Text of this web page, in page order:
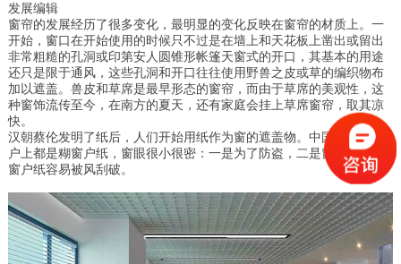
发展编辑
窗帘的发展经历了很多变化，最明显的变化反映在窗帘的材质上。一
开始，窗口在开始使用的时候只不过是在墙上和天花板上凿出或留出
非常粗糙的孔洞或印第安人圆锥形帐篷天窗式的开口，其基本的用途
还只是限于通风，这些孔洞和开口往往使用野兽之皮或草的编织物布
加以遮盖。兽皮和草席是最早形态的窗帘，而由于草席的美观性，这
种窗饰流传至今，在南方的夏天，还有家庭会挂上草席窗帘，取其凉
快。
汉朝蔡伦发明了纸后，人们开始用纸作为窗的遮盖物。中国古代的窗
户上都是糊窗户纸，窗眼很小很密：一是为了防盗，二是窗眼太大了
窗户纸容易被风刮破。